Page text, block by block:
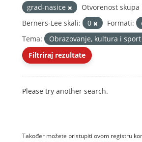
grad-nasice
Otvorenost
Berners-Lee skali:
0 Formati:
Tema:
Obrazovanje, kultura i sport
Filtriraj rezultate
Please try another search.
Također možete pristupiti ovom registru